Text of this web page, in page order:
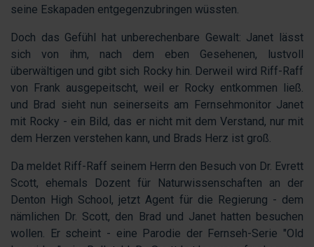
seine Eskapaden entgegenzubringen wüssten.
Doch das Gefühl hat unberechenbare Gewalt: Janet lässt
sich von ihm, nach dem eben Gesehenen, lustvoll
überwältigen und gibt sich Rocky hin. Derweil wird Riff-Raff
von Frank ausgepeitscht, weil er Rocky entkommen ließ.
und Brad sieht nun seinerseits am Fernsehmonitor Janet
mit Rocky - ein Bild, das er nicht mit dem Verstand, nur mit
dem Herzen verstehen kann, und Brads Herz ist groß.
Da meldet Riff-Raff seinem Herrn den Besuch von Dr. Evrett
Scott, ehemals Dozent für Naturwissenschaften an der
Denton High School, jetzt Agent für die Regierung - dem
nämlichen Dr. Scott, den Brad und Janet hatten besuchen
wollen. Er scheint - eine Parodie der Fernseh-Serie "Old